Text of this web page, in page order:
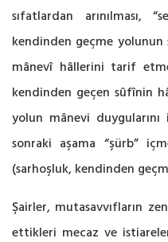
sıfatlardan arınılması,
kendinden geçme yolunun
‎mânevî hâllerini tarif
kendinden geçen sûfînin
yolun mânevi
sonraki ‎aşama “şürb”
(sarhoşluk, kendinden
Şairler, mutasavvıfların
ettikleri mecaz ve